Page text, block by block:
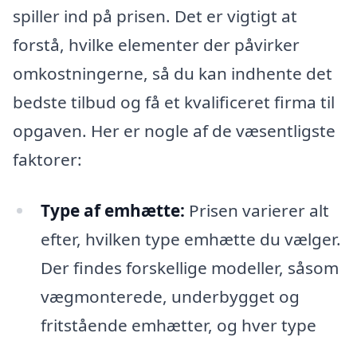
spiller ind på prisen. Det er vigtigt at
forstå, hvilke elementer der påvirker
omkostningerne, så du kan indhente det
bedste tilbud og få et kvalificeret firma til
opgaven. Her er nogle af de væsentligste
faktorer:
Type af emhætte: Prisen varierer alt
efter, hvilken type emhætte du vælger.
Der findes forskellige modeller, såsom
vægmonterede, underbygget og
fritstående emhætter, og hver type